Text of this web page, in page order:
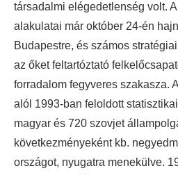
társadalmi elégedetlenség volt.
alakulatai már október 24-én
Budapestre, és számos
az őket feltartóztató
forradalom fegyveres szakasza.
alól 1993-ban feloldott
magyar és 720 szovjet
következményeként kb.
országot, nyugatra menekülve.